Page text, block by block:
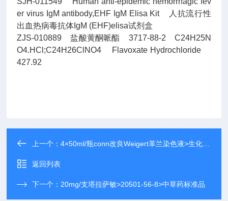
er virus IgM antibody,EHF IgM Elisa Kit 人抗流行性
出血热病毒抗体IgM (EHF)elisa试剂盒
ZJS-010889 盐酸黄酮哌酯 3717-88-2 C24H25N
O4.HCl;C24H26ClNO4 Flavoxate Hydrochloride
427.92
上一个：4×50ml/瓶conn改良Weigert革兰染色液>生化试剂
返回列表
下一个： 20mg/支塔拉萨敏>20501-56-8>中草药标准品